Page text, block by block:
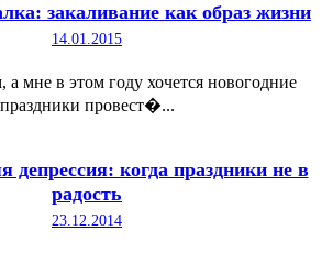
закаливание как образ жизни
14.01.2015
мне в этом году хочется новогодние
праздники провест�...
депрессия: когда праздники не в
радость
23.12.2014